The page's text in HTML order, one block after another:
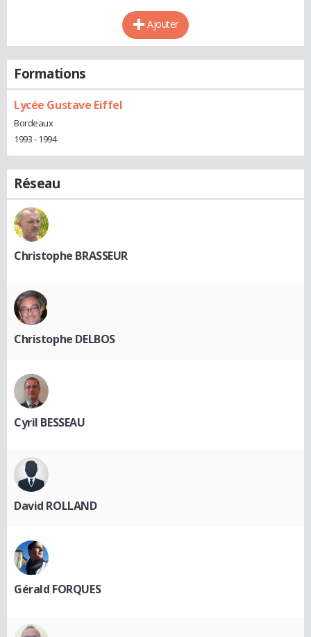
Ajouter
Formations
Lycée Gustave Eiffel
Bordeaux
1993 - 1994
Réseau
Christophe BRASSEUR
Christophe DELBOS
Cyril BESSEAU
David ROLLAND
Gérald FORQUES